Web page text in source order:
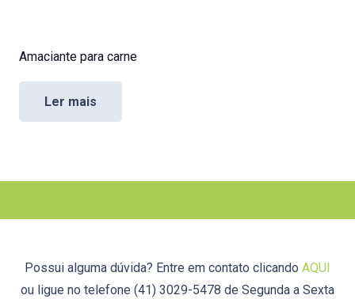
Amaciante para carne
Ler mais
Possui alguma dúvida? Entre em contato clicando AQUI
ou ligue no telefone (41) 3029-5478 de Segunda a Sexta